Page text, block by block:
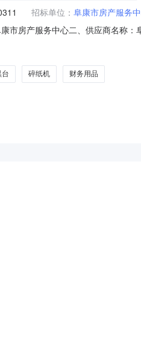
招标单位： 阜康市房产服务
市房产服务中心二、供应商名称
公桌椅...无品牌239张
台 碎纸机 财务用品